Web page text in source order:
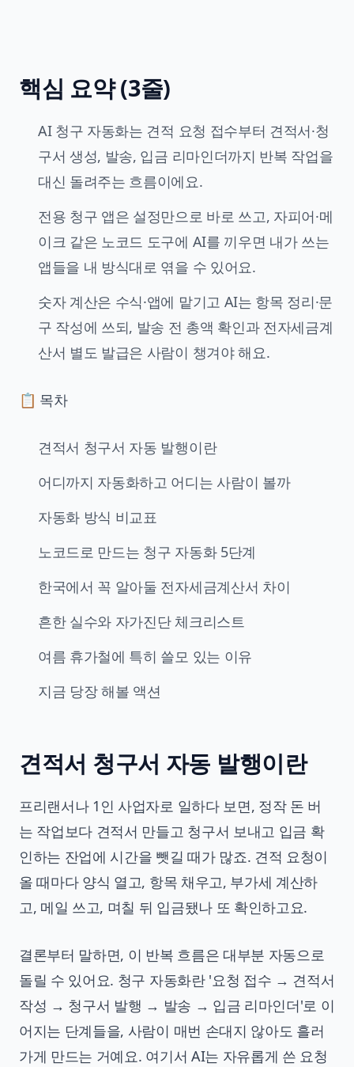
핵심 요약 (3줄)
AI 청구 자동화는 견적 요청 접수부터 견적서·청
구서 생성, 발송, 입금 리마인더까지 반복 작업을
대신 돌려주는 흐름이에요.
전용 청구 앱은 설정만으로 바로 쓰고, 자피어·메
이크 같은 노코드 도구에 AI를 끼우면 내가 쓰는
앱들을 내 방식대로 엮을 수 있어요.
숫자 계산은 수식·앱에 맡기고 AI는 항목 정리·문
구 작성에 쓰되, 발송 전 총액 확인과 전자세금계
산서 별도 발급은 사람이 챙겨야 해요.
📋 목차
견적서 청구서 자동 발행이란
어디까지 자동화하고 어디는 사람이 볼까
자동화 방식 비교표
노코드로 만드는 청구 자동화 5단계
한국에서 꼭 알아둘 전자세금계산서 차이
흔한 실수와 자가진단 체크리스트
여름 휴가철에 특히 쓸모 있는 이유
지금 당장 해볼 액션
견적서 청구서 자동 발행이란
프리랜서나 1인 사업자로 일하다 보면, 정작 돈 버
는 작업보다 견적서 만들고 청구서 보내고 입금 확
인하는 잔업에 시간을 뺏길 때가 많죠. 견적 요청이
올 때마다 양식 열고, 항목 채우고, 부가세 계산하
고, 메일 쓰고, 며칠 뒤 입금됐나 또 확인하고요.
결론부터 말하면, 이 반복 흐름은 대부분 자동으로
돌릴 수 있어요. 청구 자동화란 '요청 접수 → 견적서
작성 → 청구서 발행 → 발송 → 입금 리마인더'로 이
어지는 단계들을, 사람이 매번 손대지 않아도 흘러
가게 만드는 거예요. 여기서 AI는 자유롭게 쓴 요청